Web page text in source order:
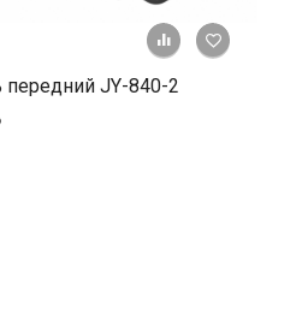
+ К
JY-840-2